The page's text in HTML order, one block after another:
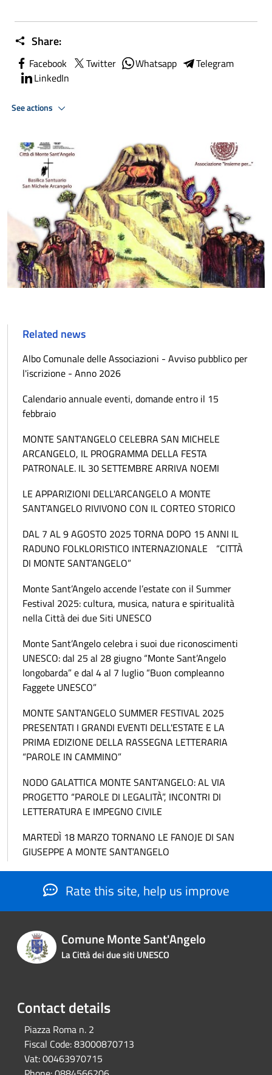
Share:
Facebook Twitter Whatsapp
Telegram
LinkedIn
See actions
Related news
Albo Comunale delle Associazioni - Avviso pubblico per
l'iscrizione - Anno 2026
Calendario annuale eventi, domande entro il 15
febbraio
MONTE SANT'ANGELO CELEBRA SAN MICHELE
ARCANGELO, IL PROGRAMMA DELLA FESTA
PATRONALE. IL 30 SETTEMBRE ARRIVA NOEMI
LE APPARIZIONI DELL'ARCANGELO A MONTE
SANT'ANGELO RIVIVONO CON IL CORTEO STORICO
DAL 7 AL 9 AGOSTO 2025 TORNA DOPO 15 ANNI IL
RADUNO FOLKLORISTICO INTERNAZIONALE “CITTÀ
DI MONTE SANT’ANGELO”
Monte Sant’Angelo accende l’estate con il Summer
Festival 2025: cultura, musica, natura e spiritualità
nella Città dei due Siti UNESCO
Monte Sant’Angelo celebra i suoi due riconoscimenti
UNESCO: dal 25 al 28 giugno “Monte Sant’Angelo
longobarda” e dal 4 al 7 luglio “Buon compleanno
Faggete UNESCO”
MONTE SANT'ANGELO SUMMER FESTIVAL 2025
PRESENTATI I GRANDI EVENTI DELL'ESTATE E LA
PRIMA EDIZIONE DELLA RASSEGNA LETTERARIA
“PAROLE IN CAMMINO”
NODO GALATTICA MONTE SANT’ANGELO: AL VIA
PROGETTO “PAROLE DI LEGALITÀ”, INCONTRI DI
LETTERATURA E IMPEGNO CIVILE
MARTEDÌ 18 MARZO TORNANO LE FANOJE DI SAN
GIUSEPPE A MONTE SANT’ANGELO
Rate this site, help us improve
Comune Monte Sant'Angelo
La Città dei due siti UNESCO
Contact details
Piazza Roma n. 2
Fiscal Code:83000870713
Vat:00463970715